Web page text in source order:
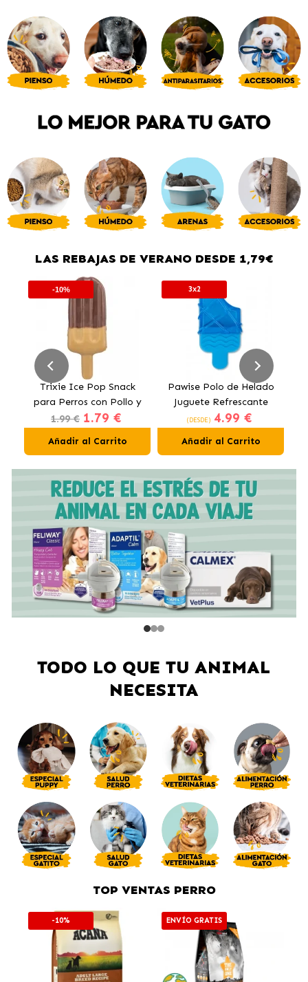
LAS REBAJAS DE VERANO DESDE 1,79€
-10%
Trixie Ice Pop Snack
para Perros con Pollo y
Arándanos
1.99 € 1.79 €
Añadir al Carrito
3x2
Pawise Polo de Helado
Juguete Refrescante
para Perros
(DESDE) 4.99 €
Añadir al Carrito
TODO LO QUE TU ANIMAL
NECESITA
TOP VENTAS PERRO
-10% ENVÍO GRATIS